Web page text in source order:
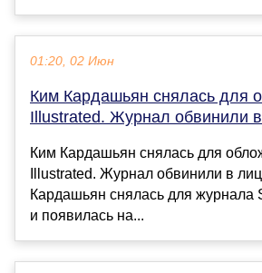
01:20, 02 Июн
Ким Кардашьян снялась для
Illustrated. Журнал обвинили
Ким Кардашьян снялась для
Illustrated. Журнал обвинили в
Кардашьян снялась для журнала
и появилась на...